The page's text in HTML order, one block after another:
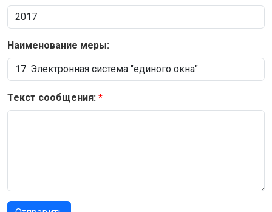
Наименование меры:
Текст сообщения: